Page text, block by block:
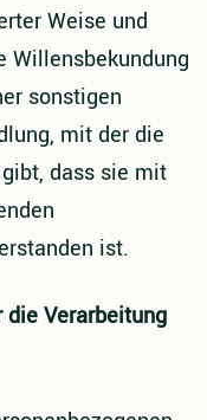
Weise und
Willensbekundung
sonstigen
mit der die
dass sie mit
ist.
Verarbeitung